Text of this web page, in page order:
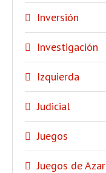
Inversión
Investigación
Izquierda
Judicial
Juegos
Juegos de Azar